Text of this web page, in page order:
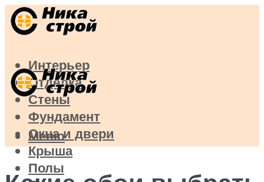
Интерьер
Отделка
Стены
Фундамент
Окна и двери
Крыша
Полы
Меню